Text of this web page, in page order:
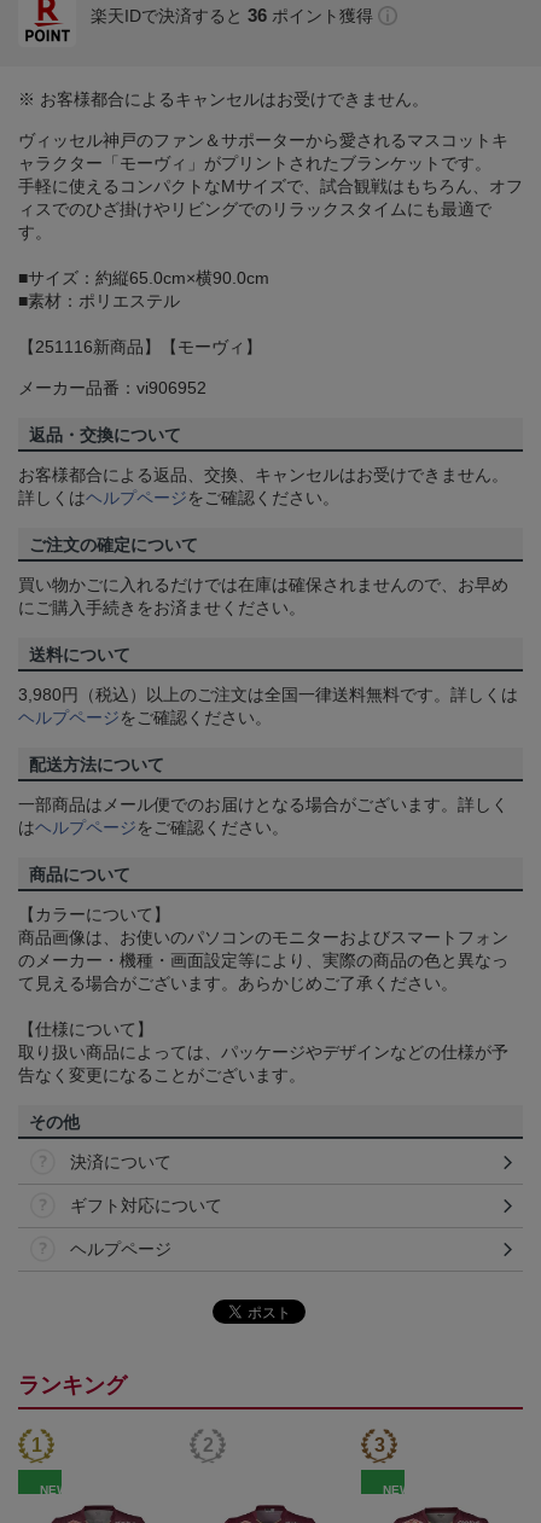
楽天IDで決済すると 36 ポイント獲得
※ お客様都合によるキャンセルはお受けできません。
ヴィッセル神戸のファン＆サポーターから愛されるマスコットキ
ャラクター「モーヴィ」がプリントされたブランケットです。
手軽に使えるコンパクトなMサイズで、試合観戦はもちろん、オフ
ィスでのひざ掛けやリビングでのリラックスタイムにも最適で
す。
■サイズ：約縦65.0cm×横90.0cm
■素材：ポリエステル
【251116新商品】【モーヴィ】
メーカー品番：vi906952
返品・交換について
お客様都合による返品、交換、キャンセルはお受けできません。
詳しくはヘルプページをご確認ください。
ご注文の確定について
買い物かごに入れるだけでは在庫は確保されませんので、お早め
にご購入手続きをお済ませください。
送料について
3,980円（税込）以上のご注文は全国一律送料無料です。詳しくは
ヘルプページをご確認ください。
配送方法について
一部商品はメール便でのお届けとなる場合がございます。詳しく
はヘルプページをご確認ください。
商品について
【カラーについて】
商品画像は、お使いのパソコンのモニターおよびスマートフォン
のメーカー・機種・画面設定等により、実際の商品の色と異なっ
て見える場合がございます。あらかじめご了承ください。
【仕様について】
取り扱い商品によっては、パッケージやデザインなどの仕様が予
告なく変更になることがございます。
その他
決済について
ギフト対応について
ヘルプページ
ランキング
NEW NEW